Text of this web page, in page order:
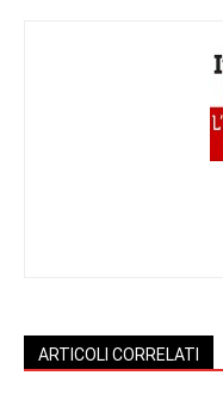
ARTICOLI CORRELATI